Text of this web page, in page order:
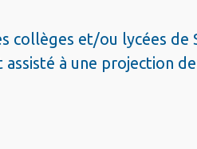
collèges et/ou lycées de
à une projection